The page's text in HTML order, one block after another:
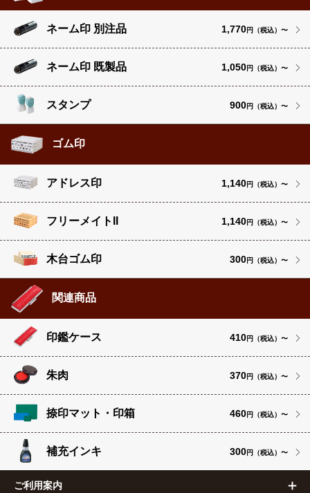
ネーム印 別注品 1,770円（税込）〜
ネーム印 既製品 1,050円（税込）〜
スタンプ 900円（税込）〜
ゴム印
アドレス印 1,140円（税込）〜
フリーメイトII 1,140円（税込）〜
木台ゴム印 300円（税込）〜
関連商品
印鑑ケース 410円（税込）〜
朱肉 370円（税込）〜
捺印マット・印箱 460円（税込）〜
補充インキ 300円（税込）〜
ご利用案内